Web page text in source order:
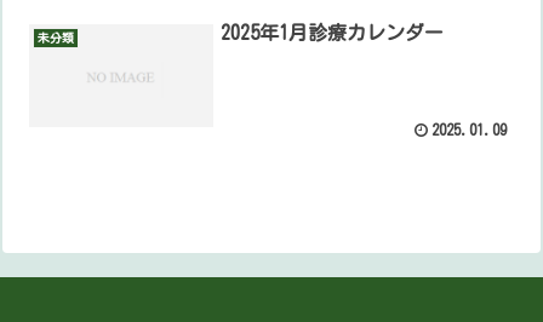
未分類 2025年1月診療カレンダー
2025.01.09